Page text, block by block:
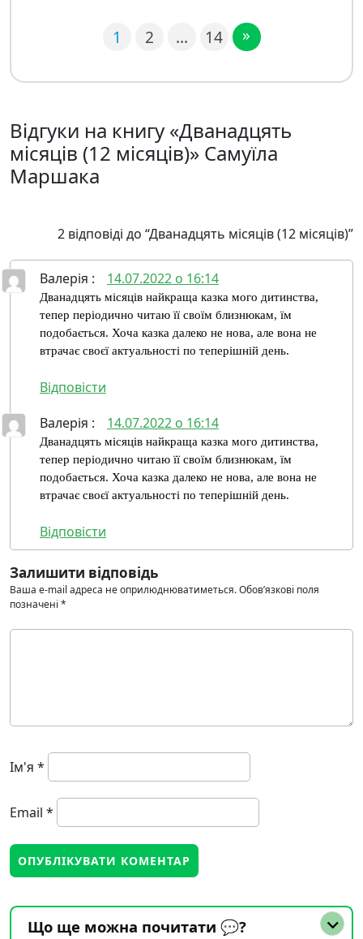
1 2 … 14 »
Відгуки на книгу «Дванадцять
місяців (12 місяців)» Самуїла
Маршака
2 відповіді до “Дванадцять місяців (12 місяців)”
Валерія : 14.07.2022 о 16:14
Дванадцять місяців найкраща казка мого дитинства,
тепер періодично читаю її своїм близнюкам, їм
подобається. Хоча казка далеко не нова, але вона не
втрачає своєї актуальності по теперішній день.
Відповіcти
Валерія : 14.07.2022 о 16:14
Дванадцять місяців найкраща казка мого дитинства,
тепер періодично читаю її своїм близнюкам, їм
подобається. Хоча казка далеко не нова, але вона не
втрачає своєї актуальності по теперішній день.
Відповіcти
Залишити відповідь
Ваша e-mail адреса не оприлюднюватиметься.Обов’язкові поля
позначені *
Ім'я *
Email *
Що ще можна почитати 💬?